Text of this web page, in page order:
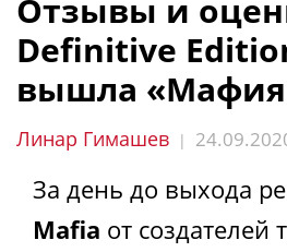
Отзывы и
Definitive
вышла
Линар Гимашев |
За день до выхода
Mafia от создателей